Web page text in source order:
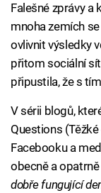
Falešné zprávy a
mnoha zemích
ovlivnit výsledky
přitom sociální
připustila, že s
V sérii blogů,
Questions
Facebooku a
obecně a opatrně
dobře fungující